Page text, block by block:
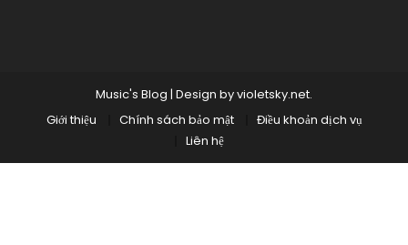
Music's Blog | Design byvioletsky.net.
Giới thiệu
Chính sách bảo mật
Điều khoản dịch vụ
Liên hệ